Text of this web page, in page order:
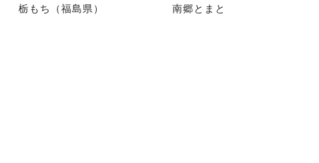
栃もち（福島県） 南郷とまと